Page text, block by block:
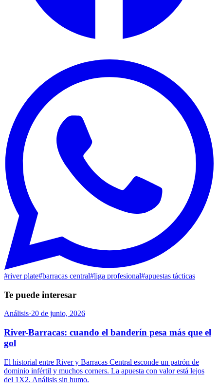
#river plate#barracas central#liga profesional#apuestas tácticas
Te puede interesar
Análisis·20 de junio, 2026
River-Barracas: cuando el banderín pesa más que el
gol
El historial entre River y Barracas Central esconde un patrón de
dominio infértil y muchos corners. La apuesta con valor está lejos
del 1X2. Análisis sin humo.